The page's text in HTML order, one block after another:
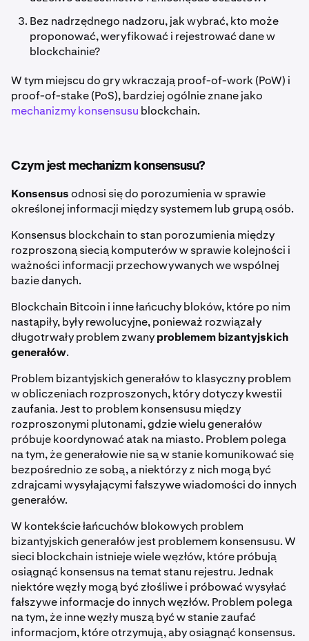
Bez nadrzędnego nadzoru, jak wybrać, kto może
proponować, weryfikować i rejestrować dane w
blockchainie?
W tym miejscu do gry wkraczają proof-of-work (PoW) i
proof-of-stake (PoS), bardziej ogólnie znane jako
mechanizmy konsensusu blockchain.
Czym jest mechanizm konsensusu?
Konsensusodnosi się do porozumienia w sprawie
określonej informacji między systemem lub grupą osób.
Konsensus blockchain to stan porozumienia między
rozproszoną siecią komputerów w sprawie kolejności i
ważności informacji przechowywanych we wspólnej
bazie danych.
Blockchain Bitcoin i inne łańcuchy bloków, które po nim
nastąpiły, były rewolucyjne, ponieważ rozwiązały
długotrwały problem zwanyproblemem bizantyjskich
generałów.
Problem bizantyjskich generałów to klasyczny problem
w obliczeniach rozproszonych, który dotyczy kwestii
zaufania. Jest to problem konsensusu między
rozproszonymi plutonami, gdzie wielu generałów
próbuje koordynować atak na miasto. Problem polega
na tym, że generałowie nie są w stanie komunikować się
bezpośrednio ze sobą, a niektórzy z nich mogą być
zdrajcami wysyłającymi fałszywe wiadomości do innych
generałów.
W kontekście łańcuchów blokowych problem
bizantyjskich generałów jest problemem konsensusu. W
sieci blockchain istnieje wiele węzłów, które próbują
osiągnąć konsensus na temat stanu rejestru. Jednak
niektóre węzły mogą być złośliwe i próbować wysyłać
fałszywe informacje do innych węzłów. Problem polega
na tym, że inne węzły muszą być w stanie zaufać
informacjom, które otrzymują, aby osiągnąć konsensus.